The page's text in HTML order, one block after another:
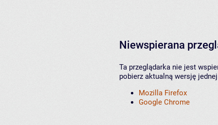
Niewspierana
Ta przeglądarka nie jest
pobierz aktualną wersję
Mozilla Firefox
Google Chrome